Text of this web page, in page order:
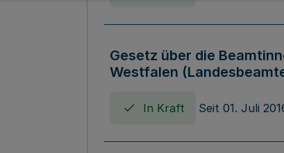
Gesetz über die
Westfalen
In Kraft Seit 01. Juli